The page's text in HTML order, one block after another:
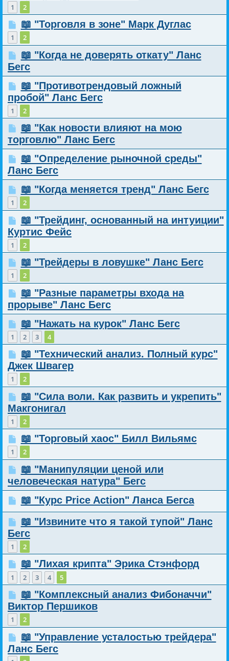
1 2
📖 "Торговля в зоне" Марк Дуглас
1 2
📖 "Когда не доверять откату" Ланс
Бегс
📖 "Противотрендовый ложный
пробой" Ланс Бегс
1 2
📖 "Как новости влияют на мою
торговлю" Ланс Бегс
📖 "Определение рыночной среды"
Ланс Бегс
📖 "Когда меняется тренд" Ланс Бегс
1 2
📖 "Трейдинг, основанный на интуиции"
Куртис Фейс
1 2
📖 "Трейдеры в ловушке" Ланс Бегс
1 2
📖 "Разные параметры входа на
прорыве" Ланс Бегс
📖 "Нажать на курок" Ланс Бегс
1 2 3 4
📖 "Технический анализ. Полный курс"
Джек Швагер
1 2
📖 "Сила воли. Как развить и укрепить"
Макгонигал
1 2
📖 "Торговый хаос" Билл Вильямс
1 2
📖 "Манипуляции ценой или
человеческая натура" Бегс
📖 "Курс Price Action" Ланса Бегса
📖 "Извините что я такой тупой" Ланс
Бегс
1 2
📖 "Лихая крипта" Эрика Стэнфорд
1 2 3 4 5
📖 "Комплексный анализ Фибоначчи"
Виктор Першиков
1 2
📖 "Управление усталостью трейдера"
Ланс Бегс